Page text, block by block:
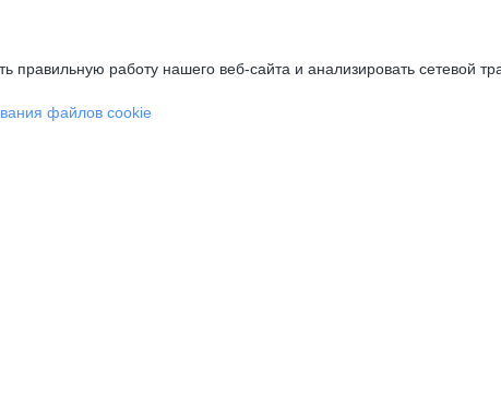
работу нашего веб-сайта и анализировать сетевой
файлов cookie